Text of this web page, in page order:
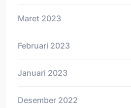
Maret 2023
Februari 2023
Januari 2023
Desember 2022